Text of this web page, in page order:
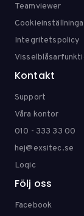
Teamviewer
Integritetspolicy
Kontakt
Support
Våra kontor
010 - 333 33 00
hej@exsitec.se
Loqic
Följ oss
Facebook